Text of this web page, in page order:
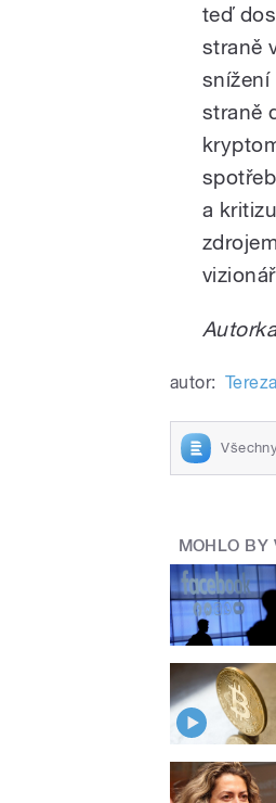
teď
straně
snížení
straně
a
autor:
MOHLO BY